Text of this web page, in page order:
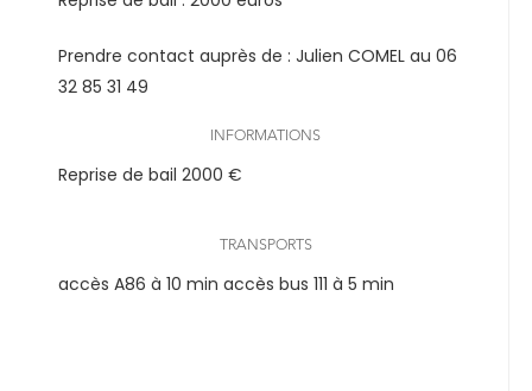
Prendre contact auprès de : Julien COMEL au 06
32 85 31 49
INFORMATIONS
Reprise de bail 2000 €
TRANSPORTS
accès A86 à 10 min accès bus 111 à 5 min